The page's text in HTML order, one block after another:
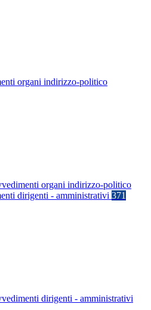
organi indirizzo-politico
organi indirizzo-politico
dirigenti - amministrativi 371
dirigenti - amministrativi